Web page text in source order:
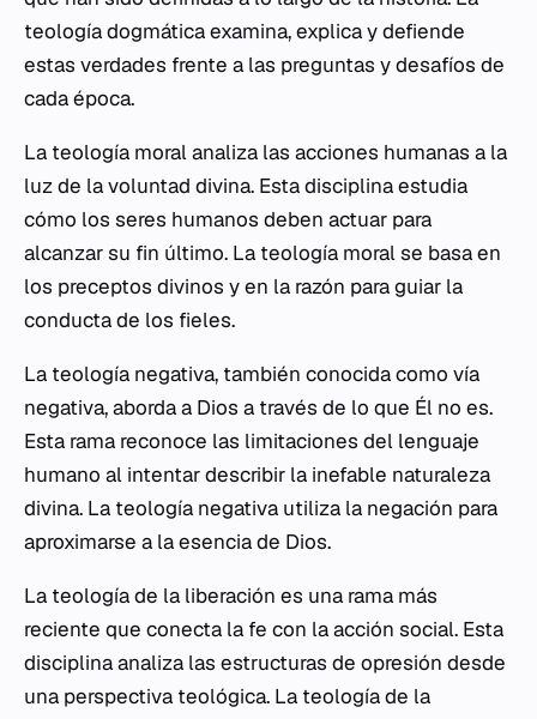
teología dogmática examina, explica y defiende
estas verdades frente a las preguntas y desafíos de
cada época.
La teología moral analiza las acciones humanas a la
luz de la voluntad divina. Esta disciplina estudia
cómo los seres humanos deben actuar para
alcanzar su fin último. La teología moral se basa en
los preceptos divinos y en la razón para guiar la
conducta de los fieles.
La teología negativa, también conocida como vía
negativa, aborda a Dios a través de lo que Él no es.
Esta rama reconoce las limitaciones del lenguaje
humano al intentar describir la inefable naturaleza
divina. La teología negativa utiliza la negación para
aproximarse a la esencia de Dios.
La teología de la liberación es una rama más
reciente que conecta la fe con la acción social. Esta
disciplina analiza las estructuras de opresión desde
una perspectiva teológica. La teología de la